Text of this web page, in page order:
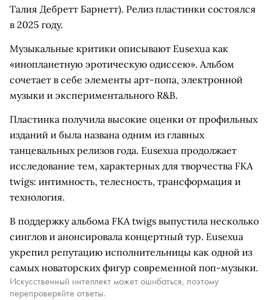
Талия Дебретт Барнетт). Релиз пластинки состоялся
в 2025 году.
Музыкальные критики описывают Eusexua как
«инопланетную эротическую одиссею». Альбом
сочетает в себе элементы арт-попа, электронной
музыки и экспериментального R&B.
Пластинка получила высокие оценки от профильных
изданий и была названа одним из главных
танцевальных релизов года. Eusexua продолжает
исследование тем, характерных для творчества FKA
twigs: интимность, телесность, трансформация и
технология.
В поддержку альбома FKA twigs выпустила несколько
синглов и анонсировала концертный тур. Eusexua
укрепил репутацию исполнительницы как одной из
самых новаторских фигур современной поп-музыки.
Искусственный интеллект может ошибаться, поэтому
перепроверяйте ответы.